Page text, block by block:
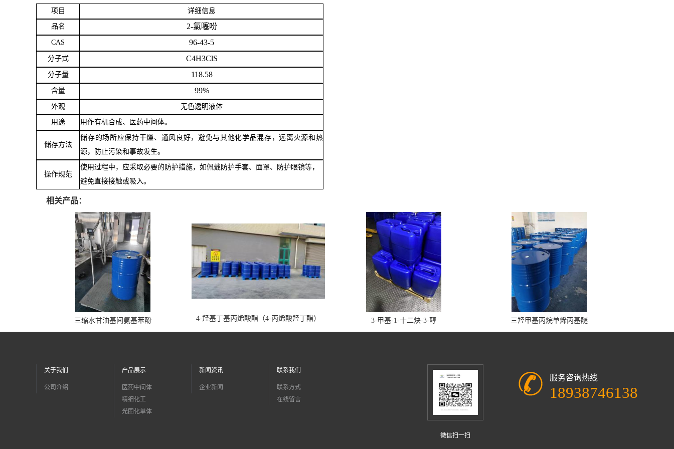
项目 详细信息
品名 2-氯噻吩
CAS 96-43-5
分子式 C4H3ClS
分子量 118.58
含量 99%
外观 无色透明液体
用途 用作有机合成、医药中间体。
储存方法
储存的场所应保持干燥、通风良好，避免与其他化学品混存，远离火源和热
源，防止污染和事故发生。
操作规范
使用过程中，应采取必要的防护措施，如佩戴防护手套、面罩、防护眼镜等，
避免直接接触或吸入。
相关产品：
三缩水甘油基间氨基苯酚 4-羟基丁基丙烯酸酯（4-丙烯酸羟丁酯） 3-甲基-1-十二炔-3-醇 三羟甲基丙烷单烯丙基醚
关于我们
公司介绍
产品展示
医药中间体
精细化工
光固化单体
新闻资讯
企业新闻
联系我们
联系方式
在线留言
微信扫一扫
服务咨询热线
18938746138